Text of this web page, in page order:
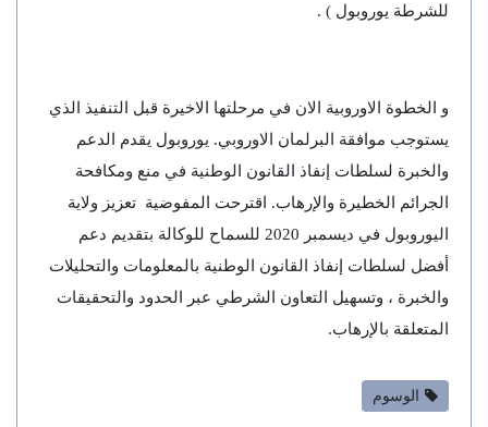
للشرطة يوروبول ) .
و الخطوة الاوروبية الان في مرحلتها الاخيرة قبل التنفيذ الذي
يستوجب موافقة البرلمان الاوروبي. يوروبول يقدم الدعم
والخبرة لسلطات إنفاذ القانون الوطنية في منع ومكافحة
الجرائم الخطيرة والإرهاب. اقترحت المفوضية تعزيز ولاية
اليوروبول في ديسمبر 2020 للسماح للوكالة بتقديم دعم
أفضل لسلطات إنفاذ القانون الوطنية بالمعلومات والتحليلات
والخبرة ، وتسهيل التعاون الشرطي عبر الحدود والتحقيقات
المتعلقة بالإرهاب.
الوسوم